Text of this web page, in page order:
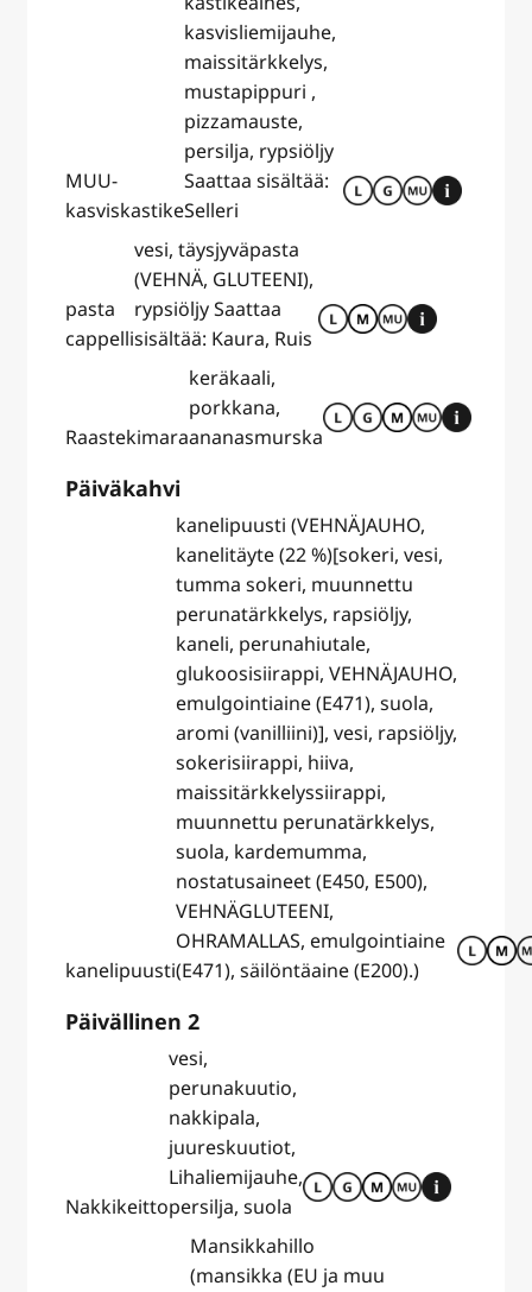
MUU-
kasviskastike
kasvisliemijauhe,
maissitärkkelys,
mustapippuri ,
pizzamauste,
persilja, rypsiöljy
Saattaa sisältää:
Selleri
pasta
cappelli
vesi, täysjyväpasta
(VEHNÄ, GLUTEENI),
rypsiöljy Saattaa
sisältää: Kaura, Ruis
Raastekimara
keräkaali,
porkkana,
ananasmurska
Päiväkahvi
kanelipuusti
kanelipuusti (VEHNÄJAUHO,
kanelitäyte (22 %)[sokeri, vesi,
tumma sokeri, muunnettu
perunatärkkelys, rapsiöljy,
kaneli, perunahiutale,
glukoosisiirappi, VEHNÄJAUHO,
emulgointiaine (E471), suola,
aromi (vanilliini)], vesi, rapsiöljy,
sokerisiirappi, hiiva,
maissitärkkelyssiirappi,
muunnettu perunatärkkelys,
suola, kardemumma,
nostatusaineet (E450, E500),
VEHNÄGLUTEENI,
OHRAMALLAS, emulgointiaine
(E471), säilöntäaine (E200).)
Päivällinen 2
Nakkikeitto
vesi,
perunakuutio,
nakkipala,
juureskuutiot,
Lihaliemijauhe,
persilja, suola
Mansikkahillo
(mansikka (EU ja muu